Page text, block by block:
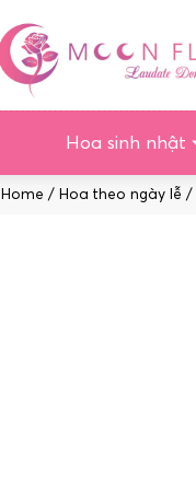
Hoa sinh nhật
Home / Hoa theo ngày lễ /